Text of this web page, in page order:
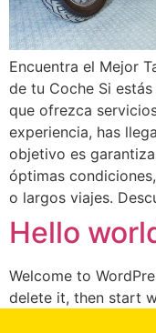
Encuentra el Mejor
de tu Coche Si
que ofrezca
experiencia, has
objetivo es
óptimas
o largos viajes.
Hello
Welcome to
delete it, then start